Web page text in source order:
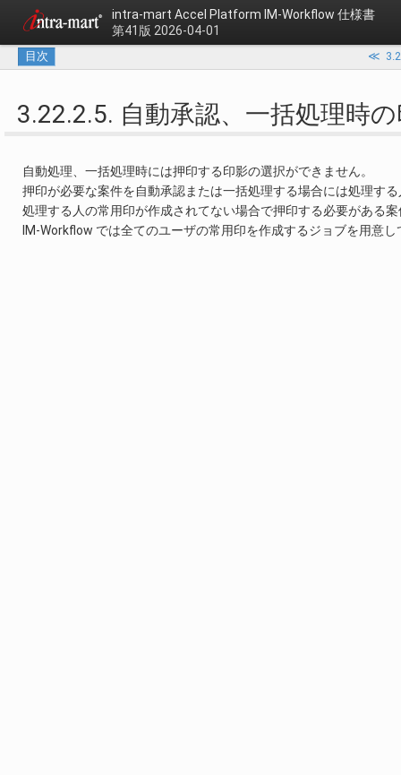
intra-mart Accel Platform IM-Workflow 仕様書
第41版 2026-04-01
目次 ≪
3.22.2.5. 自動承認、一括処理時
自動処理、一括処理時には押印する印影の選択ができません。
押印が必要な案件を自動承認または一括処理する場合には処理す
処理する人の常用印が作成されてない場合で押印する必要がある
IM-Workflow では全てのユーザの常用印を作成するジョブを用意